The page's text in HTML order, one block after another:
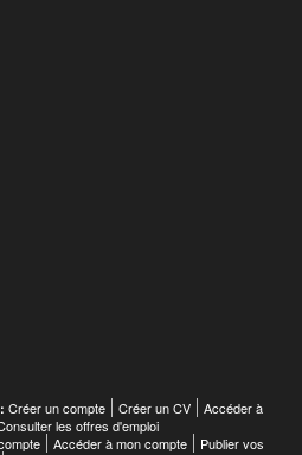
Créer un compte Créer un CV
Accéder à
les offres d'emploi
Accéder à mon compte
Publier vos